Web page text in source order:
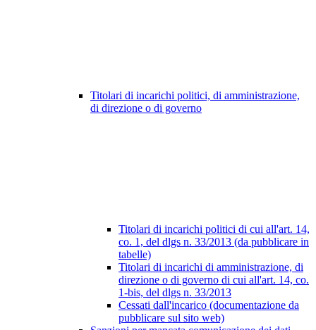
Titolari di incarichi politici, di amministrazione,
di direzione o di governo
Titolari di incarichi politici di cui all'art. 14,
co. 1, del dlgs n. 33/2013 (da pubblicare in
tabelle)
Titolari di incarichi di amministrazione, di
direzione o di governo di cui all'art. 14, co.
1-bis, del dlgs n. 33/2013
Cessati dall'incarico (documentazione da
pubblicare sul sito web)